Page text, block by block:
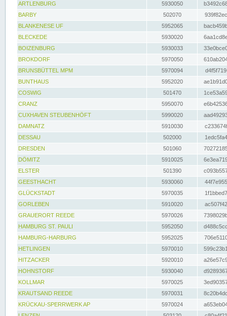
ARTLENBURG
5930050
BARBY
502070
BLANKENESE UF
5952065
BLECKEDE
5930020
BOIZENBURG
5930033
BROKDORF
5970050
BRUNSBÜTTEL MPM
5970094
BUNTHAUS
5952020
COSWIG
501470
CRANZ
5950070
CUXHAVEN STEUBENHÖFT
5990020
DAMNATZ
5910030
DESSAU
502000
DRESDEN
501060
DÖMITZ
5910025
ELSTER
501390
GEESTHACHT
5930060
GLÜCKSTADT
5970035
GORLEBEN
5910020
GRAUERORT REEDE
5970026
HAMBURG ST. PAULI
5952050
HAMBURG-HARBURG
5952025
HETLINGEN
5970010
HITZACKER
5920010
HOHNSTORF
5930040
KOLLMAR
5970025
KRAUTSAND REEDE
5970031
KRÜCKAU-SPERRWERK AP
5970024